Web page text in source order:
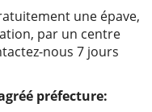
une épave,
par un centre
nous 7 jours
préfecture: